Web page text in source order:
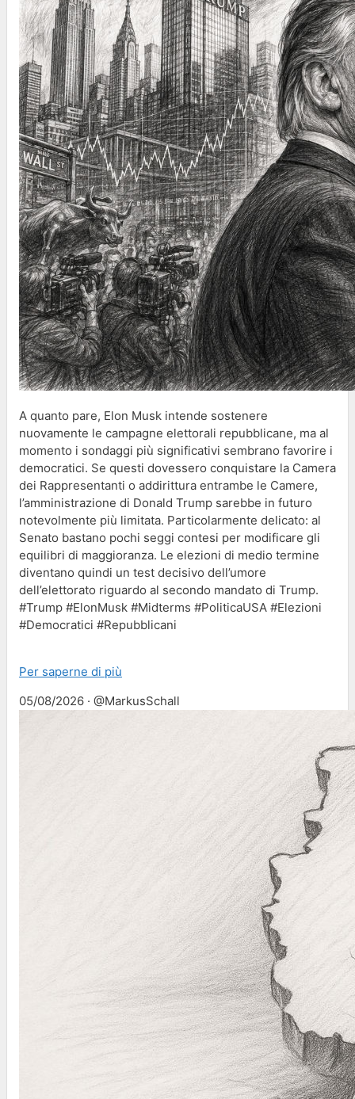
A quanto pare, Elon Musk intende sostenere
nuovamente le campagne elettorali repubblicane, ma al
momento i sondaggi più significativi sembrano favorire i
democratici. Se questi dovessero conquistare la Camera
dei Rappresentanti o addirittura entrambe le Camere,
l’amministrazione di Donald Trump sarebbe in futuro
notevolmente più limitata. Particolarmente delicato: al
Senato bastano pochi seggi contesi per modificare gli
equilibri di maggioranza. Le elezioni di medio termine
diventano quindi un test decisivo dell’umore
dell’elettorato riguardo al secondo mandato di Trump.
#Trump #ElonMusk #Midterms #PoliticaUSA #Elezioni
#Democratici #Repubblicani
Per saperne di più
05/08/2026 · @MarkusSchall